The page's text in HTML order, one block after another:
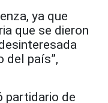
ya que
que se dieron
del país”,
partidario de